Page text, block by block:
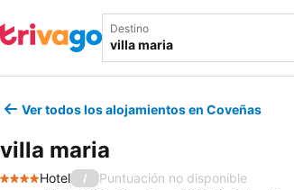
Destino
Ver todos los alojamientos en Coveñas
villa maria
Hotel /
Puntuación no disponible